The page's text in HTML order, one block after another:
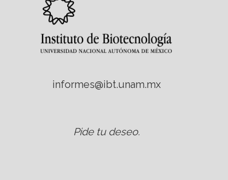
informes@ibt.unam.mx
Pide tu deseo.